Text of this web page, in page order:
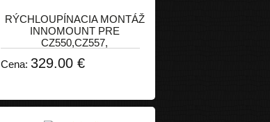
RÝCHLOUPÍNACIA MONTÁŽ
INNOMOUNT PRE
CZ550,CZ557,
Cena: 329.00 €